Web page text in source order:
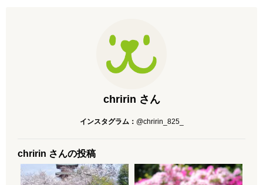
chririn さん
インスタグラム： @chririn_825_
chririn さんの投稿